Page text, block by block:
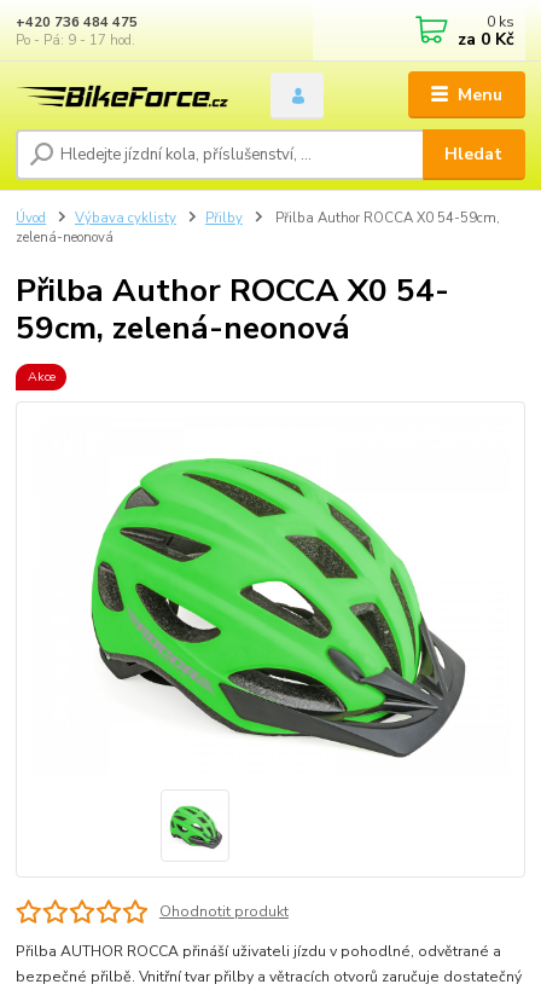
Menu
Hledat
+420 736 484 475
Po - Pá: 9 - 17 hod.
0 ks
za 0 Kč
Úvod Výbava cyklisty Přilby
Přilba Author ROCCA X0 54-59cm,
zelená-neonová
Přilba Author ROCCA X0 54-
59cm, zelená-neonová
Akce
Ohodnotit produkt
Přilba AUTHOR ROCCA přináší uživateli jízdu v pohodlné, odvětrané a
bezpečné přilbě. Vnitřní tvar přilby a větracích otvorů zaručuje dostatečný